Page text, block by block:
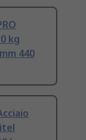
kg
440